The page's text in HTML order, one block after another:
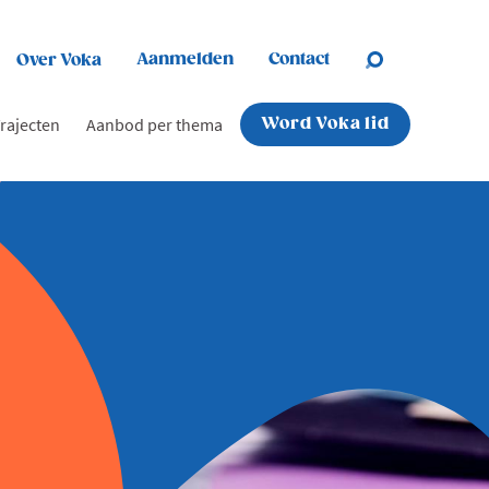
Over Voka Aanmelden Contact
Aanbod per thema Word Voka lid